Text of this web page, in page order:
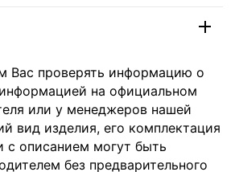
Вас проверять информацию о
на официальном
или у менеджеров нашей
вид изделия, его комплектация
с описанием могут быть
без предварительного